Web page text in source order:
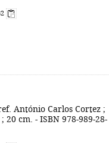
António Carlos Cortez ;
cm. - ISBN 978-989-28-